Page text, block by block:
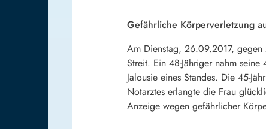
Gefährliche Körperverletzung
Am Dienstag, 26.09.2017,
Streit. Ein 48-Jähriger nahm
Jalousie eines Standes. Die 45-
Notarztes erlangte die Frau
Anzeige wegen gefährlicher